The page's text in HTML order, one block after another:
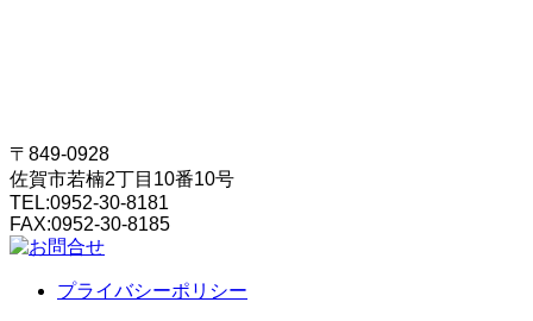
〒849-0928
佐賀市若楠2丁目10番10号
TEL:0952-30-8181
FAX:0952-30-8185
プライバシーポリシー